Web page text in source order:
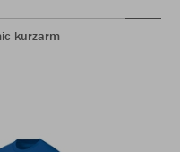
kurzarm